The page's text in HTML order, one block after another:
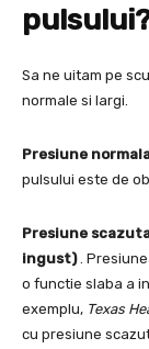
Sa ne uitam pe
normale si largi.
Presiune
pulsului este de
Presiune
ingust).
o functie slaba a
exemplu, Texas
cu presiune